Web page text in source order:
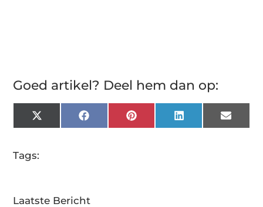
Goed artikel? Deel hem dan op:
X
(Twitter)
FacebookPinterestLinkedInEmail
Tags:
Laatste Bericht